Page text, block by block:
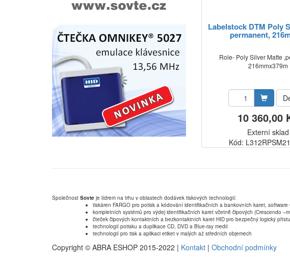
Labelstock DTM Poly
permanent,
Role- Poly Silver Matte
216mmx379m
10 360,00
Externí sklad
Kód:
Společnost Sovte je lídrem na trhu v oblastech dodávek tiskových technologií:
tiskáren FARGO pro potisk a kódování identifikačních a bankovních karet, software
kompletních systémů pro výdej identifikačních karet včetně čipových (Crescendo
čteček čipových kontaktních a bezkontaktních karet HID pro bezpečný logický
technologií potisku a duplikace CD, DVD a Blue-ray medií
technologií pro tisk a aplikaci etiket v malých až středních objemech
Copyright © ABRA ESHOP 2015-2022 | Kontakt | Obchodní podmínky